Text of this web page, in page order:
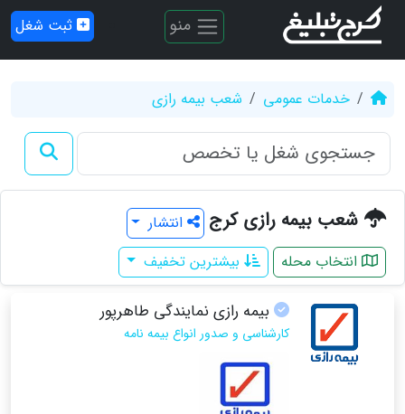
منو ثبت شغل
خدمات عمومی شعب بیمه رازی
شعب بیمه رازی کرج
انتشار
انتخاب محله
بیشترین تخفیف
بیمه رازی نمایندگی طاهرپور
کارشناسی و صدور انواع بیمه نامه